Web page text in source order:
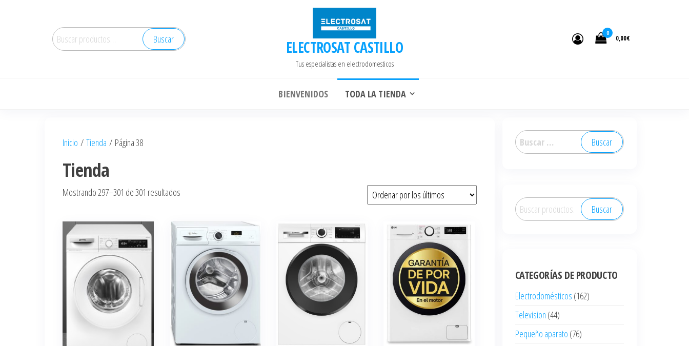
Buscar
por:
Buscar ELECTROSAT CASTILLO
Tus especialistas en electrodomesticos
0
0,00€
BIENVENIDOS TODA LA TIENDA
Inicio / Tienda / Página 38
Tienda
Mostrando 297–301 de 301 resultados
los
últimos
Buscar:
Buscar
por:
Buscar
CATEGORÍAS DE PRODUCTO
Electrodomésticos (162)
Television (44)
Pequeño aparato (76)